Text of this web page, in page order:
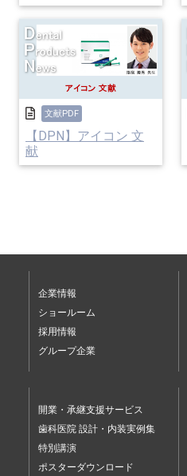
文献PDF
【DPN】アイコン 文
献
企業情報
ショールーム
採用情報
グループ企業
開業・承継支援サービス
歯科医院 設計・内装実例集
特別講演
ポスターダウンロード